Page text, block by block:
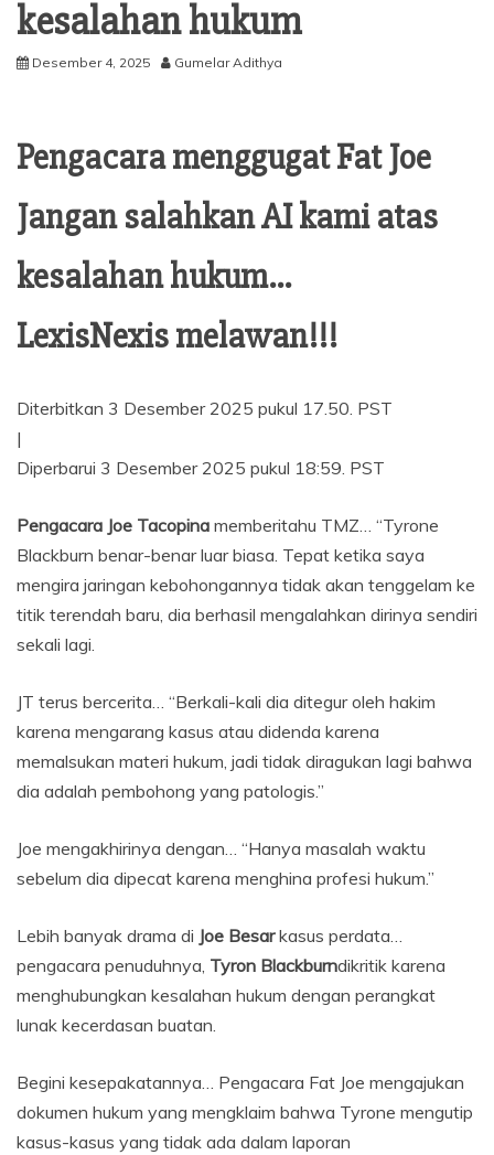
kesalahan hukum
Desember 4, 2025 Gumelar Adithya
Pengacara menggugat Fat Joe
Jangan salahkan AI kami atas
kesalahan hukum…
LexisNexis melawan!!!
Diterbitkan 3 Desember 2025 pukul 17.50. PST
|
Diperbarui 3 Desember 2025 pukul 18:59. PST
Pengacara Joe Tacopina memberitahu TMZ… “Tyrone
Blackburn benar-benar luar biasa. Tepat ketika saya
mengira jaringan kebohongannya tidak akan tenggelam ke
titik terendah baru, dia berhasil mengalahkan dirinya sendiri
sekali lagi.
JT terus bercerita… “Berkali-kali dia ditegur oleh hakim
karena mengarang kasus atau didenda karena
memalsukan materi hukum, jadi tidak diragukan lagi bahwa
dia adalah pembohong yang patologis.”
Joe mengakhirinya dengan… “Hanya masalah waktu
sebelum dia dipecat karena menghina profesi hukum.”
Lebih banyak drama di Joe Besarkasus perdata…
pengacara penuduhnya, Tyron Blackburndikritik karena
menghubungkan kesalahan hukum dengan perangkat
lunak kecerdasan buatan.
Begini kesepakatannya… Pengacara Fat Joe mengajukan
dokumen hukum yang mengklaim bahwa Tyrone mengutip
kasus-kasus yang tidak ada dalam laporan